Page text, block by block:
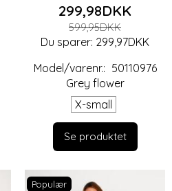
299,98DKK
599,95DKK
Du sparer: 299,97DKK
Model/varenr.: 50110976
Grey flower
X-small
Se produktet
Populær